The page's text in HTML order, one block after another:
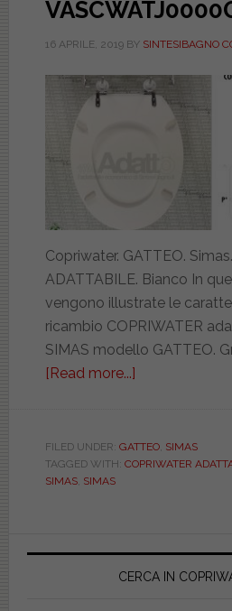
16 APRILE, 2019BY SINTESIBAGNO
Copriwater. GATTEO.
ADATTABILE. Bianco In
vengono illustrate le
ricambio COPRIWATER
SIMAS modello GATTEO.
[Read more...]
ADATTABILE.
FILED UNDER: GATTEO, SIMAS
TAGGED WITH: COPRIWATER
SIMAS, SIMAS
Primary
CERCA IN